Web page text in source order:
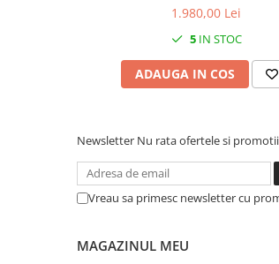
1.980,00 Lei
5IN STOC
ADAUGA IN COS
Newsletter Nu rata ofertele si
Vreau sa primesc newsletter cu
MAGAZINUL MEU